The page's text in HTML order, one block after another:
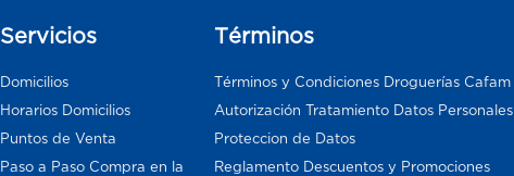
Servicios
Domicilios
Horarios Domicilios
Puntos de Venta
Paso a Paso Compra en la
Términos
Términos y Condiciones Droguerías Cafam
Autorización Tratamiento Datos Personales
Proteccion de Datos
Reglamento Descuentos y Promociones